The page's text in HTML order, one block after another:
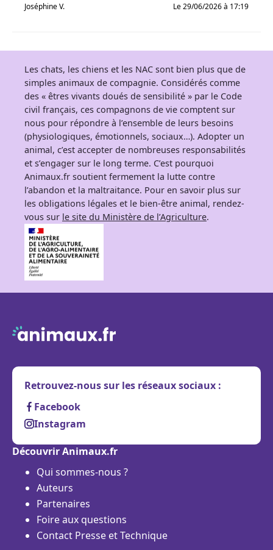
Joséphine V. Le 29/06/2026 à 17:19
Les chats, les chiens et les NAC sont bien plus que de
simples animaux de compagnie. Considérés comme
des « êtres vivants doués de sensibilité » par le Code
civil français, ces compagnons de vie comptent sur
nous pour répondre à l’ensemble de leurs besoins
(physiologiques, émotionnels, sociaux…). Adopter un
animal, c’est accepter de nombreuses responsabilités
et s’engager sur le long terme. C’est pourquoi
Animaux.fr soutient fermement la lutte contre
l’abandon et la maltraitance. Pour en savoir plus sur
les obligations légales et le bien-être animal, rendez-
vous sur le site du Ministère de l’Agriculture.
Retrouvez-nous sur les réseaux sociaux :
Facebook
Instagram
Découvrir Animaux.fr
Qui sommes-nous ?
Auteurs
Partenaires
Foire aux questions
Contact Presse et Technique